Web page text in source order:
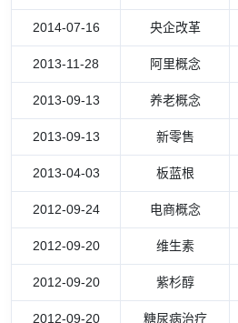
2014-07-16 央企改革
2013-11-28 阿里概念
2013-09-13 养老概念
2013-09-13 新零售
2013-04-03 板蓝根
2012-09-24 电商概念
2012-09-20 维生素
2012-09-20 紫杉醇
2012-09-20 糖尿病治疗